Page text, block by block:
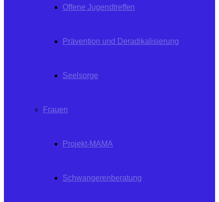
Offene Jugendtreffen
Prävention und Deradikalisierung
Seelsorge
Frauen
Projekt-MAMA
Schwangerenberatung